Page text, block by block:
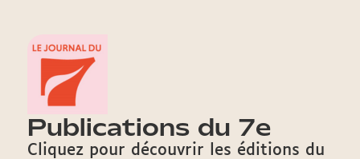
Publications du 7e
Cliquez pour découvrir les éditions du